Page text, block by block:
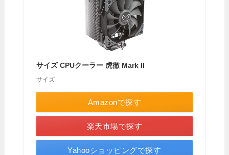
サイズ CPUクーラー 虎徹 Mark II
サイズ
Amazonで探す
楽天市場で探す
Yahooショッピングで探す